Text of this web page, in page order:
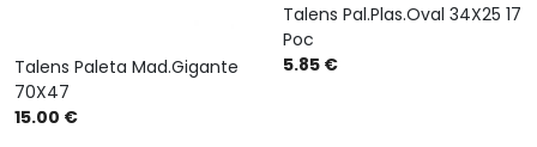
Talens Paleta Mad.Gigante
70X47
15.00 €
Talens Pal.Plas.Oval 34X25 17
Poc
5.85 €